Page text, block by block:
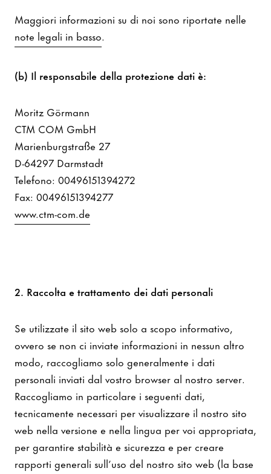
Maggiori informazioni su di noi sono riportate nelle
note legali in basso.
(b) Il responsabile della protezione dati è:
Moritz Görmann
CTM COM GmbH
Marienburgstraße 27
D-64297 Darmstadt
Telefono: 00496151394272
Fax: 00496151394277
www.ctm-com.de
2. Raccolta e trattamento dei dati personali
Se utilizzate il sito web solo a scopo informativo,
ovvero se non ci inviate informazioni in nessun altro
modo, raccogliamo solo generalmente i dati
personali inviati dal vostro browser al nostro server.
Raccogliamo in particolare i seguenti dati,
tecnicamente necessari per visualizzare il nostro sito
web nella versione e nella lingua per voi appropriata,
per garantire stabilità e sicurezza e per creare
rapporti generali sull’uso del nostro sito web (la base